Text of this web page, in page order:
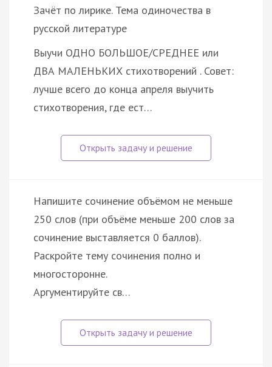
Зачёт по лирике. Тема одиночества в
русской литературе
Выучи ОДНО БОЛЬШОЕ/СРЕДНЕЕ или
ДВА МАЛЕНЬКИХ стихотворений . Совет:
лучше всего до конца апреля выучить
стихотворения, где ест…
Напишите сочинение объёмом не меньше
250 слов (при объёме меньше 200 слов за
сочинение выставляется 0 баллов).
Раскройте тему сочинения полно и
многосторонне.
Аргументируйте св…